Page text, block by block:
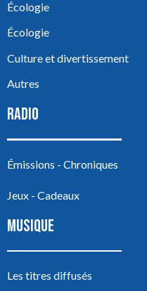
Écologie
Écologie
Culture et divertissement
Autres
RADIO
Émissions - Chroniques
Jeux - Cadeaux
MUSIQUE
Les titres diffusés